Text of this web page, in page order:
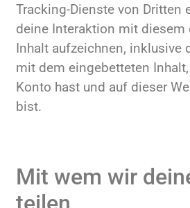
Tracking-Dienste von Dritten
deine Interaktion mit diesem
Inhalt aufzeichnen, inklusive
mit dem eingebetteten
Konto hast und auf dieser
bist.
Mit wem wir